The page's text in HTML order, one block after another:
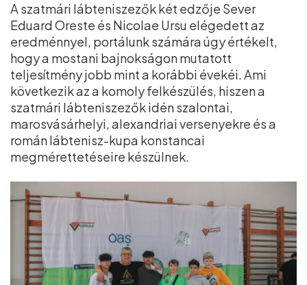
A szatmári lábteniszezők két edzője Sever
Eduard Oreste és Nicolae Ursu elégedett az
eredménnyel, portálunk számára úgy értékelt,
hogy a mostani bajnokságon mutatott
teljesítmény jobb mint a korábbi évekéi. Ami
következik az a komoly felkészülés, hiszen a
szatmári lábteniszezők idén szalontai,
marosvásárhelyi, alexandriai versenyekre és a
román lábtenisz-kupa konstancai
megmérettetéseire készülnek.